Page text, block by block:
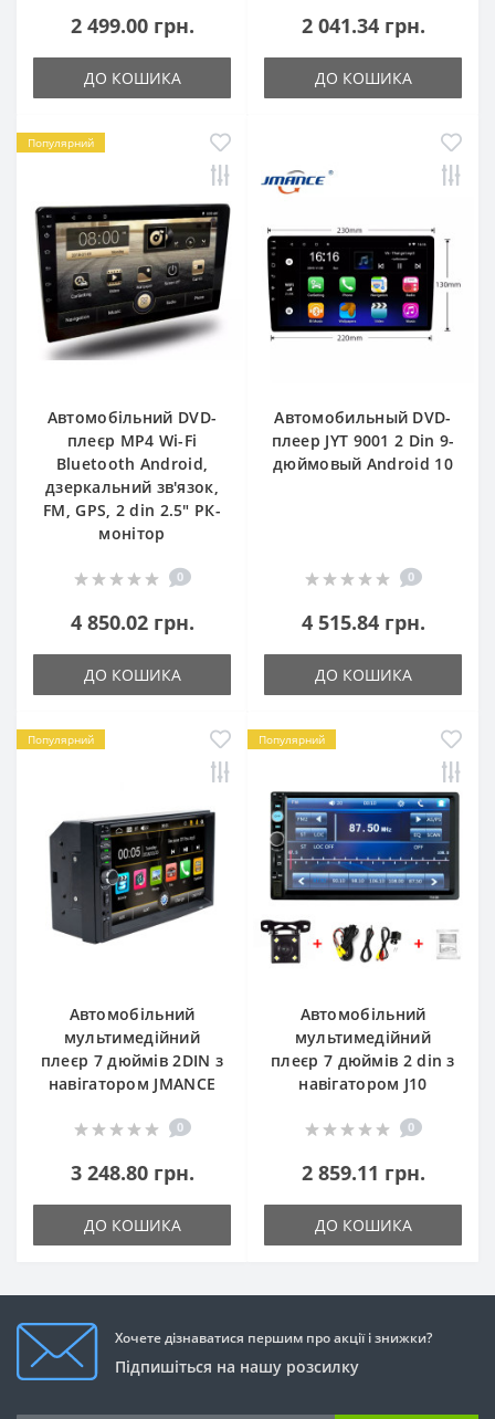
2 499.00 грн.
ДО КОШИКА
2 041.34 грн.
ДО КОШИКА
Популярний
Автомобільний DVD-
плеєр MP4 Wi-Fi
Bluetooth Android,
дзеркальний зв'язок,
FM, GPS, 2 din 2.5" РК-
монітор
0
4 850.02 грн.
ДО КОШИКА
Автомобильный DVD-
плеер JYT 9001 2 Din 9-
дюймовый Android 10
0
4 515.84 грн.
ДО КОШИКА
Популярний
Автомобільний
мультимедійний
плеєр 7 дюймів 2DIN з
навігатором JMANCE
0
3 248.80 грн.
ДО КОШИКА
Популярний
Автомобільний
мультимедійний
плеєр 7 дюймів 2 din з
навігатором J10
0
2 859.11 грн.
ДО КОШИКА
Хочете дізнаватися першим про акції і знижки?
Підпишіться на нашу розсилку